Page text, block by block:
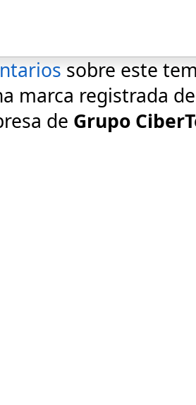
sobre este
marca registrada
de Grupo